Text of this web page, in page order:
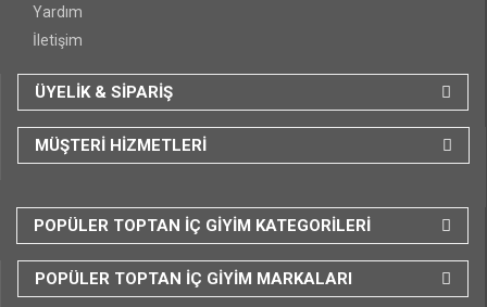
Yardım
İletişim
ÜYELİK & SİPARİŞ
MÜŞTERİ HİZMETLERİ
POPÜLER TOPTAN İÇ GİYİM KATEGORİLERİ
POPÜLER TOPTAN İÇ GİYİM MARKALARI